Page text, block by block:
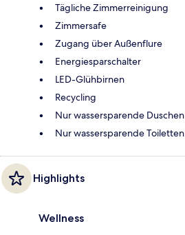
Tägliche Zimmerreinigung
Zimmersafe
Zugang über Außenflure
Energiesparschalter
LED-Glühbirnen
Recycling
Nur wassersparende Duschen
Nur wassersparende Toiletten
Highlights
Wellness